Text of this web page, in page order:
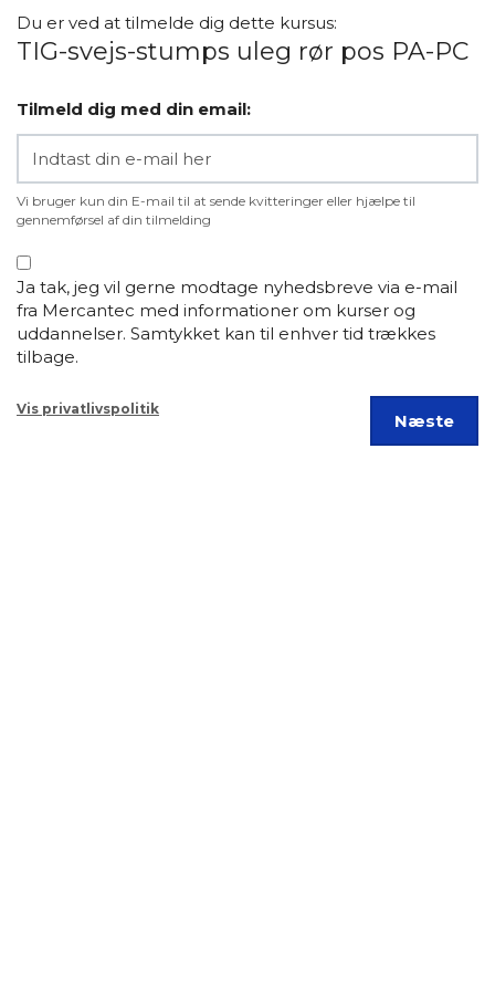
Du er ved at tilmelde dig dette kursus:
TIG-svejs-stumps uleg rør pos PA-PC
Tilmeld dig med din email:
Vi bruger kun din E-mail til at sende kvitteringer eller hjælpe til
gennemførsel af din tilmelding
Ja tak, jeg vil gerne modtage nyhedsbreve via e-mail
fra Mercantec med informationer om kurser og
uddannelser. Samtykket kan til enhver tid trækkes
tilbage.
Vis privatlivspolitik